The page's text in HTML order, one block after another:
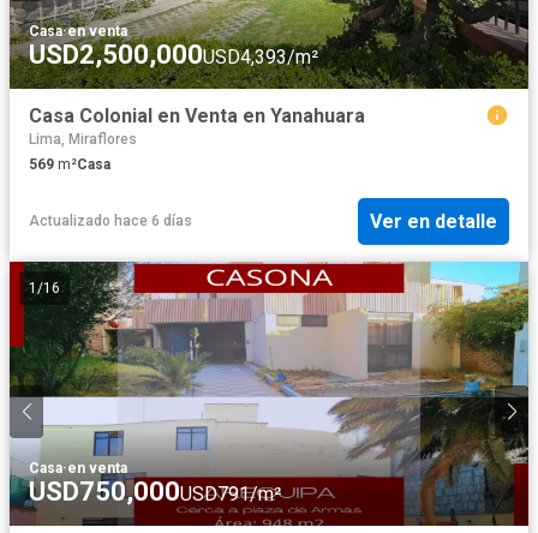
Casa·en venta
USD2,500,000USD4,393/m²
Casa Colonial en Venta en Yanahuara
Lima, Miraflores
569 m²Casa
Actualizado hace 6 días Ver en detalle
1 /16
Casa·en venta
USD750,000USD791/m²